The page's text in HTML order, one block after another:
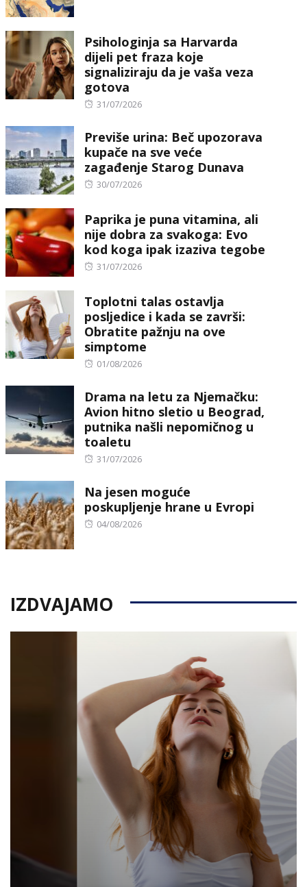
Psihologinja sa Harvarda
dijeli pet fraza koje
signaliziraju da je vaša veza
gotova
Posted
31/07/2026
Previše urina: Beč upozorava
kupače na sve veće
zagađenje Starog Dunava
Posted
30/07/2026
Paprika je puna vitamina, ali
nije dobra za svakoga: Evo
kod koga ipak izaziva tegobe
Posted
31/07/2026
Toplotni talas ostavlja
posljedice i kada se završi:
Obratite pažnju na ove
simptome
Posted
01/08/2026
Drama na letu za Njemačku:
Avion hitno sletio u Beograd,
putnika našli nepomičnog u
toaletu
Posted
31/07/2026
Na jesen moguće
poskupljenje hrane u Evropi
Posted
04/08/2026
IZDVAJAMO